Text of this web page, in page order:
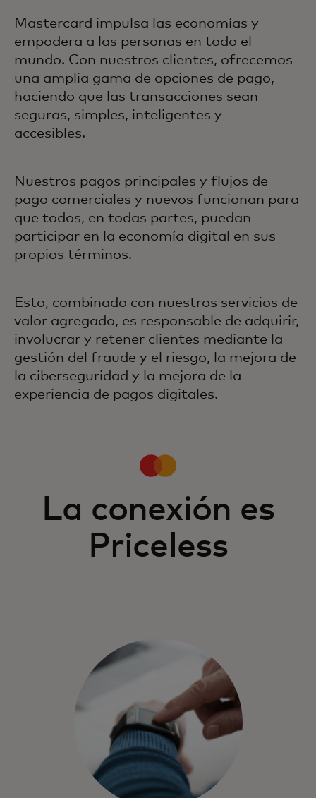
Mastercard impulsa las economías y
empodera a las personas en todo el
mundo. Con nuestros clientes, ofrecemos
una amplia gama de opciones de pago,
haciendo que las transacciones sean
seguras, simples, inteligentes y
accesibles.
Nuestros pagos principales y flujos de
pago comerciales y nuevos funcionan para
que todos, en todas partes, puedan
participar en la economía digital en sus
propios términos.
Esto, combinado con nuestros servicios de
valor agregado, es responsable de adquirir,
involucrar y retener clientes mediante la
gestión del fraude y el riesgo, la mejora de
la ciberseguridad y la mejora de la
experiencia de pagos digitales.
La conexión es
Priceless